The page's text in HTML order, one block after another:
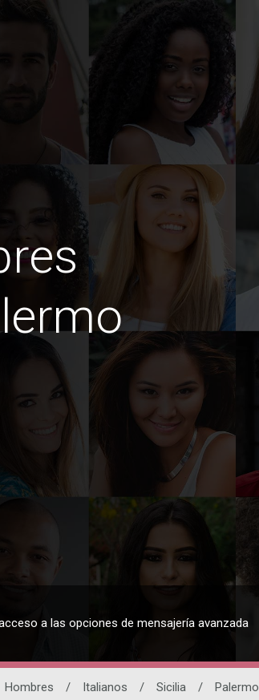
a las opciones de mensajería avanzada
Hombres / Italianos / Sicilia / Palermo